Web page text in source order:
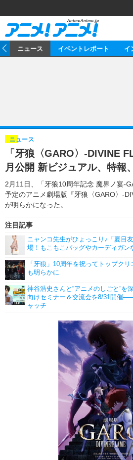
ゲーム
イベント
海外イベント
俳優・タレント
ビジネス
アニメ
ゲーム
動画
アニメ！アニメ！TV
ニュース イベントレポート イ
「牙狼〈GARO〉-DIVINE
月公開 新ビジュアル、特報
2月11日、「牙狼10周年記念 魔界ノ宴-
予定のアニメ劇場版『牙狼〈GARO〉-
が明らかになった。
ニュース
注目記事
ニャンコ先生がひょっこり♪「夏目
場！もこもこバッグやカーディガン
「牙狼」10周年を祝ってトップク
も明らかに
神谷浩史さんと“アニメのしごと”を
向けセミナー＆交流会を8/31開催
ャッチ